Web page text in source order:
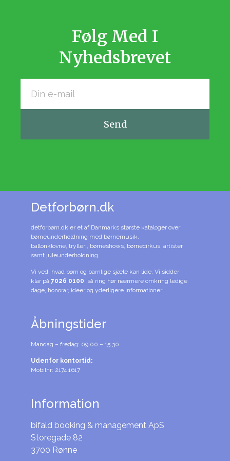
Følg Med I
Nyhedsbrevet
Send
Detforbørn.dk
detforbørn.dk er et af Danmarks største kataloger over
børneunderholdning med børnemusik,
ballonklovne, trylleri, børneshows, børnecirkus, artister
samt juleunderholdning.
Vi ved, hvad børn og barnlige sjæle kan lide. Vi sidder
klar på 7026 0100, så ring hør nærmere omkring ledige
dage, honorar, ideer og yderligere informationer.
Åbningstider
Mandag – fredag: 09.00 – 15.30
Udenfor kontortid:
Mobilnr: 2174 1617
Information
bifald booking & management ApS
Storegade 82
3700 Rønne